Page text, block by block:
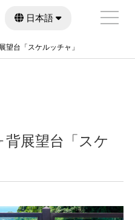
日本語
繁體中文
望台「スケルッチャ」
背展望台「スケ